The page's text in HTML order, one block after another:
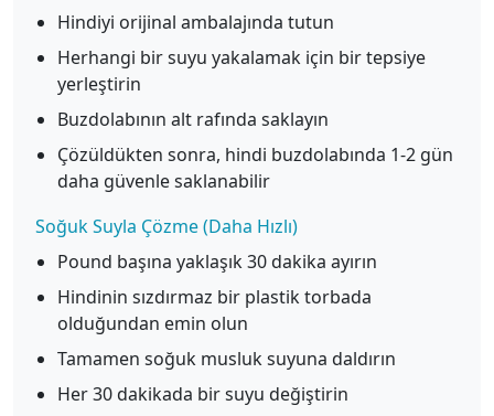
Hindiyi orijinal ambalajında tutun
Herhangi bir suyu yakalamak için bir tepsiye
yerleştirin
Buzdolabının alt rafında saklayın
Çözüldükten sonra, hindi buzdolabında 1-2 gün
daha güvenle saklanabilir
Soğuk Suyla Çözme (Daha Hızlı)
Pound başına yaklaşık 30 dakika ayırın
Hindinin sızdırmaz bir plastik torbada
olduğundan emin olun
Tamamen soğuk musluk suyuna daldırın
Her 30 dakikada bir suyu değiştirin